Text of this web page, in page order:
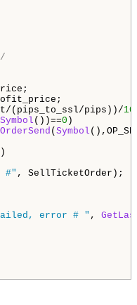
(pips_to_ssl/pips))/10
Symbol ())==0 )
OrderSend ( Symbol
)
#" , SellTicketOrder);
error # " ,